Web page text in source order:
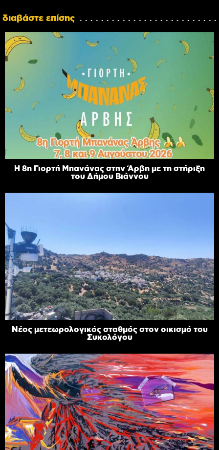
διαβάστε επίσης
Η 8η Γιορτή Μπανάνας στην Άρβη με τη στήριξη
του Δήμου Βιάννου
Νέος μετεωρολογικός σταθμός στον οικισμό του
Συκολόγου